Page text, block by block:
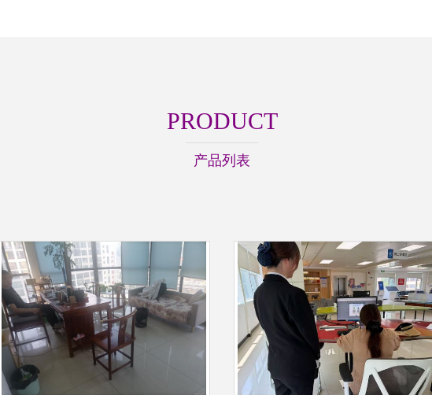
PRODUCT
产品列表